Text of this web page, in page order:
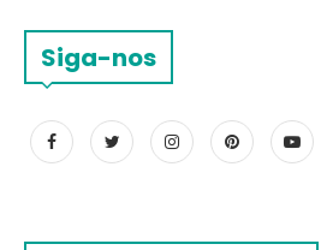
Siga-nos